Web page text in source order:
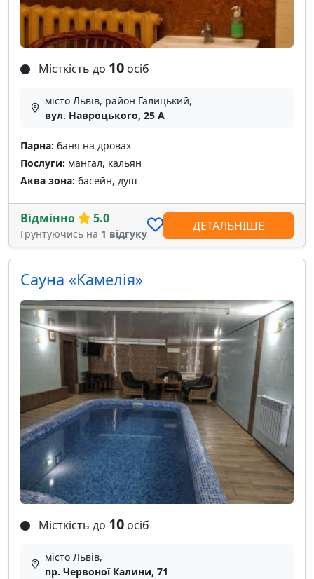
Місткість до 10 осіб
місто Львів, район Галицький,
вул. Навроцького, 25 А
Парна: баня на дровах
Послуги: мангал, кальян
Аква зона: басейн, душ
Відмінно 5.0
Грунтуючись на 1 відгуку
ДЕТАЛЬНІШЕ
Сауна «Камелія»
Місткість до 10 осіб
місто Львів,
пр. Червоної Калини, 71